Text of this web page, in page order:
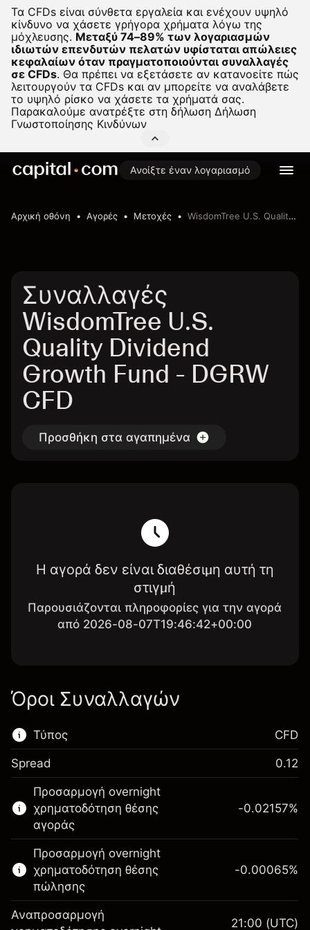
Τα CFDs είναι σύνθετα εργαλεία και ενέχουν υψηλό
κίνδυνο να χάσετε γρήγορα χρήματα λόγω της
μόχλευσης. Μεταξύ 74–89% των λογαριασμών
ιδιωτών επενδυτών πελατών υφίσταται απώλειες
κεφαλαίων όταν πραγματοποιούνται συναλλαγές
σε CFDs. Θα πρέπει να εξετάσετε αν κατανοείτε πώς
λειτουργούν τα CFDs και αν μπορείτε να αναλάβετε
το υψηλό ρίσκο να χάσετε τα χρήματά σας.
Παρακαλούμε ανατρέξτε στη δήλωση Δήλωση
Γνωστοποίησης Κινδύνων
Ανοίξτε έναν λογαριασμό
Αρχική οθόνη Αγορές Μετοχές WisdomTree U.S. Quality Dividend Growth Fund
Συναλλαγές
WisdomTree U.S.
Quality Dividend
Growth Fund - DGRW
CFD
Προσθήκη στα αγαπημένα
Η αγορά δεν είναι διαθέσιμη αυτή τη
στιγμή
Παρουσιάζονται πληροφορίες για την αγορά
από 2026-08-07T19:46:42+00:00
Όροι Συναλλαγών
Τύπος
Αυτή η χρηματοπιστωτική αγορά είναι
διαθέσιμη για διαπραγμάτευση CFD.
Μάθετε περισσότερα σχετικά με:
CFDs
CFD
Spread 0.12
Προσαρμογή overnight
χρηματοδότηση θέσης
αγοράς
-0.02157%
Προσαρμογή overnight
χρηματοδότηση θέσης
πώλησης
-0.00065%
Αναπροσαρμογή
21:00 (UTC)